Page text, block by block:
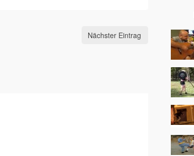
Nächster Eintrag